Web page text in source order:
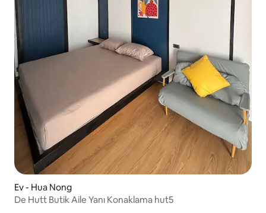
Ev - Hua Nong
De Hutt Butik Aile Yanı Konaklama hut5